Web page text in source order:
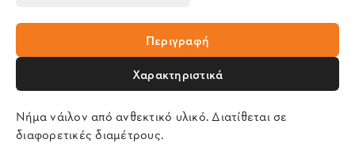
Περιγραφή
Χαρακτηριστικά
Νήμα νάιλον από ανθεκτικό υλικό. Διατίθεται σε
διαφορετικές διαμέτρους.